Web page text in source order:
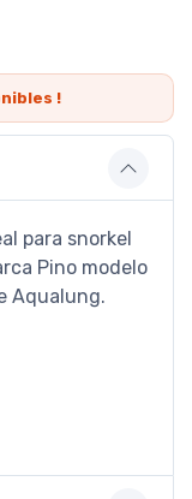
!
para snorkel
Pino modelo
Aqualung.